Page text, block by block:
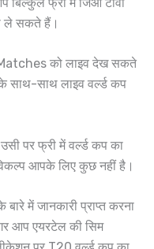
ले सकते हैं।
को लाइव देख सकते
साथ-साथ लाइव वर्ल्ड कप
पर फ्री में वर्ल्ड कप का
आपके लिए कुछ नहीं है।
बारे में जानकारी प्राप्त करना
आप एयरटेल की सिम